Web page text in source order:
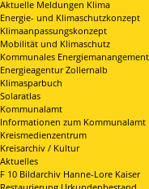
Aktuelle Meldungen Klima
Energie- und Klimaschutzkonzept
Klimaanpassungskonzept
Mobilität und Klimaschutz
Kommunales Energiemanangement
Energieagentur Zollernalb
Klimasparbuch
Solaratlas
Kommunalamt
Informationen zum Kommunalamt
Kreismedienzentrum
Kreisarchiv / Kultur
Aktuelles
F 10 Bildarchiv Hanne-Lore Kaiser